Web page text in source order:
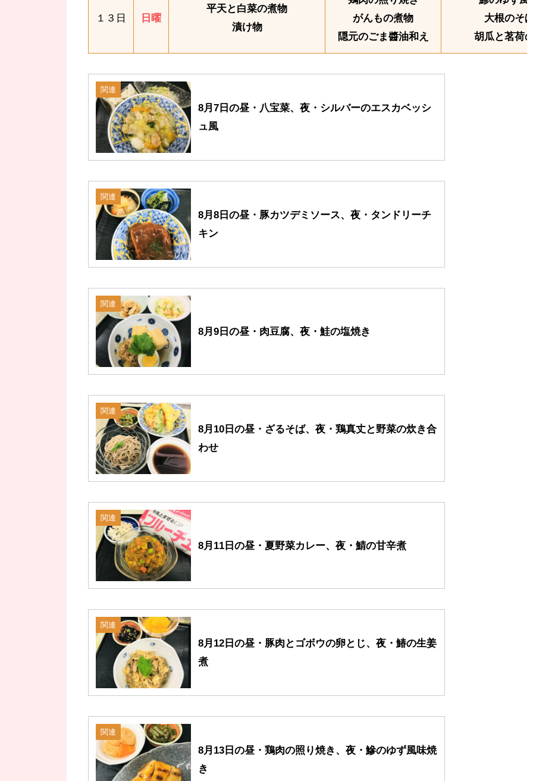
１３日 日曜
平天と白菜の煮物
漬け物
がんもの煮物
隠元のごま醬油和え
大根のそぼ
胡瓜と茗荷
関連
8月7日の昼・八宝菜、夜・シルバーのエスカベッシ
ュ風
関連
8月8日の昼・豚カツデミソース、夜・タンドリーチ
キン
関連
8月9日の昼・肉豆腐、夜・鮭の塩焼き
関連
8月10日の昼・ざるそば、夜・鶏真丈と野菜の炊き合
わせ
関連
8月11日の昼・夏野菜カレー、夜・鯖の甘辛煮
関連
8月12日の昼・豚肉とゴボウの卵とじ、夜・鰆の生姜
煮
関連
8月13日の昼・鶏肉の照り焼き、夜・鰺のゆず風味焼
き